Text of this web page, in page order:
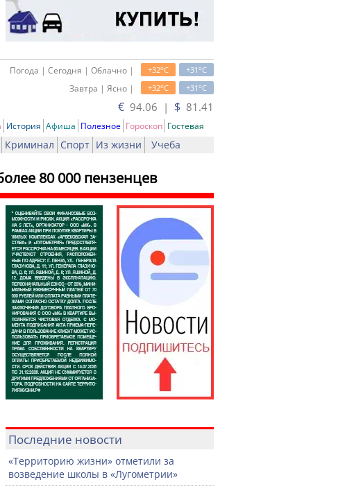
+31oC
+32oC
Погода | Сегодня | Облачно |
+31oC
+32oC
Завтра | Ясно |
€ 94.06 | $ 81.41
История Афиша Полезное Гороскоп Гостевая
Криминал Спорт Из жизни Учеба
80 000 пензенцев
Печать
Последние новости
«Территорию жизни» отметили за
возведение школы в «Лугометрии»